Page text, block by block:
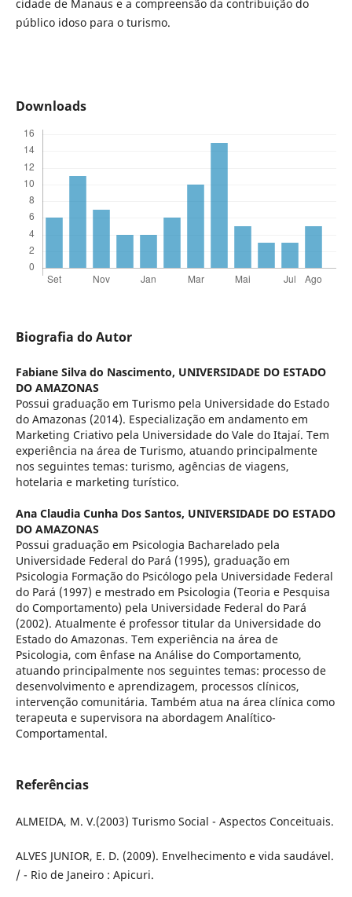
cidade de Manaus e a compreensão da contribuição do
público idoso para o turismo.
Downloads
Biografia do Autor
Fabiane Silva do Nascimento, UNIVERSIDADE DO ESTADO
DO AMAZONAS
Possui graduação em Turismo pela Universidade do Estado
do Amazonas (2014). Especialização em andamento em
Marketing Criativo pela Universidade do Vale do Itajaí. Tem
experiência na área de Turismo, atuando principalmente
nos seguintes temas: turismo, agências de viagens,
hotelaria e marketing turístico.
Ana Claudia Cunha Dos Santos, UNIVERSIDADE DO ESTADO
DO AMAZONAS
Possui graduação em Psicologia Bacharelado pela
Universidade Federal do Pará (1995), graduação em
Psicologia Formação do Psicólogo pela Universidade Federal
do Pará (1997) e mestrado em Psicologia (Teoria e Pesquisa
do Comportamento) pela Universidade Federal do Pará
(2002). Atualmente é professor titular da Universidade do
Estado do Amazonas. Tem experiência na área de
Psicologia, com ênfase na Análise do Comportamento,
atuando principalmente nos seguintes temas: processo de
desenvolvimento e aprendizagem, processos clínicos,
intervenção comunitária. Também atua na área clínica como
terapeuta e supervisora na abordagem Analítico-
Comportamental.
Referências
ALMEIDA, M. V.(2003) Turismo Social - Aspectos Conceituais.
ALVES JUNIOR, E. D. (2009). Envelhecimento e vida saudável.
/ - Rio de Janeiro : Apicuri.